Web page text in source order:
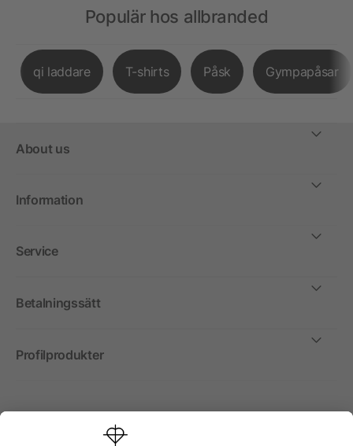
Populär hos allbranded
qi laddare T-shirts Påsk Gympapåsar
About us
Information
Service
Betalningssätt
Profilprodukter
Internationellt